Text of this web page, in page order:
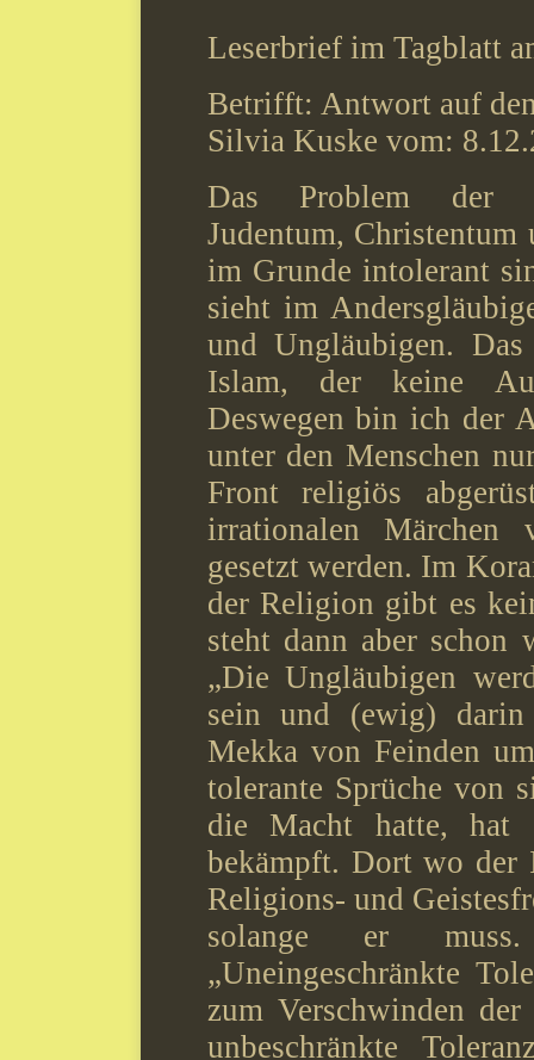
Leserbrief im Tagblatt
Betrifft: Antwort auf
Silvia Kuske vom:
Das Problem der
Judentum,
im Grunde intolerant
sieht im
und Ungläubigen.
Islam, der keine
Deswegen bin ich der
unter den Menschen
Front religiös
irrationalen Märchen
gesetzt werden. Im
der Religion gibt es
steht dann aber schon
„Die Ungläubigen
sein und (ewig)
Mekka von Feinden
tolerante Sprüche von
die Macht hatte, hat
bekämpft. Dort wo der
Religions- und
solange er
„Uneingeschränkte
zum Verschwinden
unbeschränkte